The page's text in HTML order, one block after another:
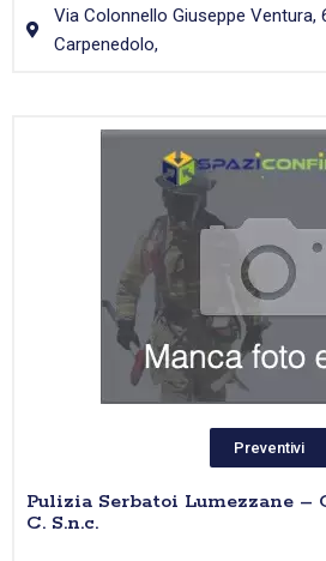
Via Colonnello Giuseppe Ventura,
Carpenedolo,
Preventivi
Pulizia Serbatoi Lumezzane –
C. S.n.c.